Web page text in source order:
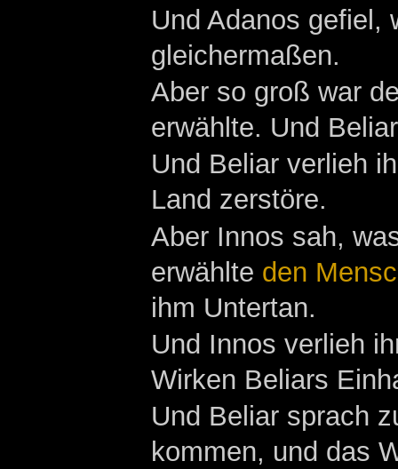
Und Adanos gefiel,
gleichermaßen.
Aber so groß war
erwählte. Und
Und Beliar verlieh
Land zerstöre.
Aber Innos sah,
erwählte den
ihm Untertan.
Und Innos verlieh
Wirken Beliars
Und Beliar sprach
kommen, und das